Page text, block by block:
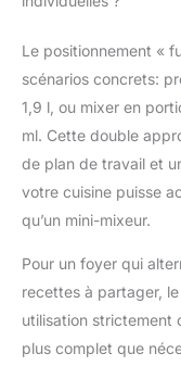
Le positionnement «
scénarios concrets:
1,9 l, ou mixer en
ml. Cette double
de plan de travail et
votre cuisine puisse
qu’un mini-mixeur.
Pour un foyer qui
recettes à partager,
utilisation strictement
plus complet que